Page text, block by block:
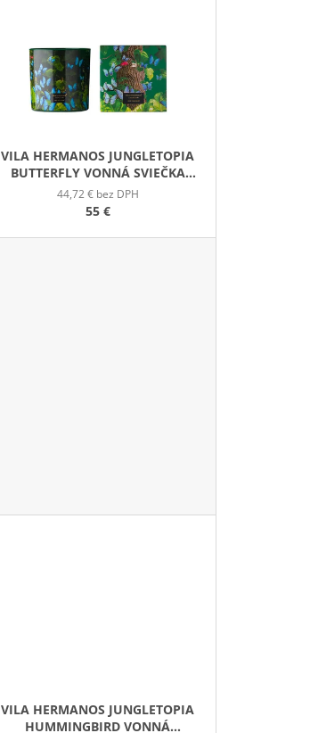
I
E
P
R
O
D
U
T
VILA HERMANOS JUNGLETOPIA
BUTTERFLY VONNÁ SVIEČKA
650G
44,72 € bez DPH
55 €
VILA HERMANOS JUNGLETOPIA
HUMMINGBIRD VONNÁ